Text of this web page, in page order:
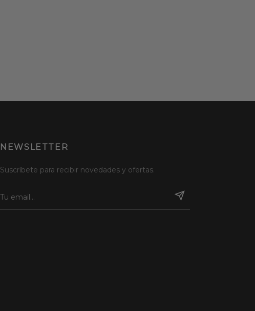
NEWSLETTER
Suscríbete para recibir novedades y ofertas.